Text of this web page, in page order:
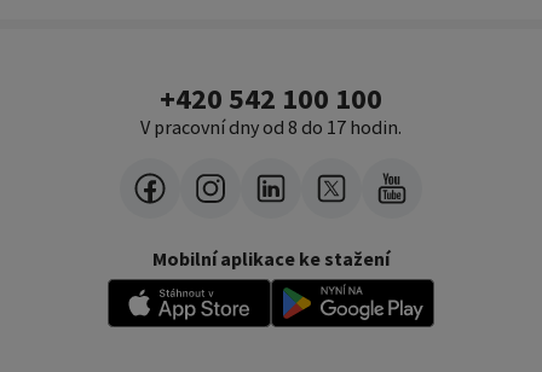
+420 542 100 100
V pracovní dny od 8 do 17 hodin.
Mobilní aplikace ke stažení